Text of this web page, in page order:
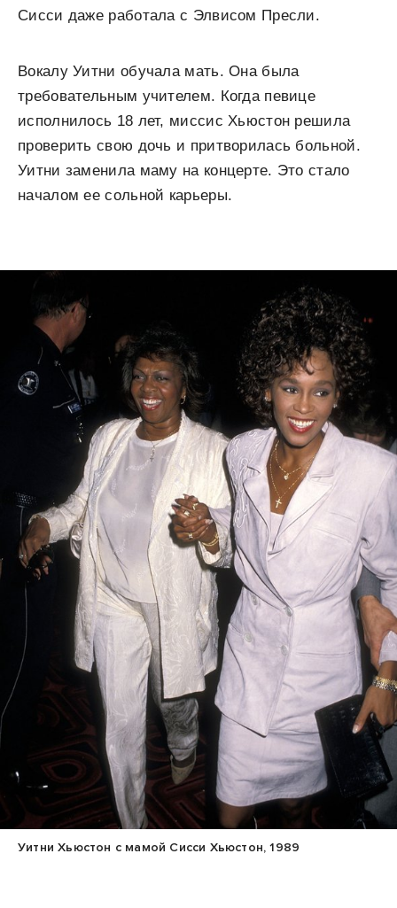
Сисси даже работала с Элвисом Пресли.
Вокалу Уитни обучала мать. Она была
требовательным учителем. Когда певице
исполнилось 18 лет, миссис Хьюстон решила
проверить свою дочь и притворилась больной.
Уитни заменила маму на концерте. Это стало
началом ее сольной карьеры.
Уитни Хьюстон с мамой Сисси Хьюстон, 1989